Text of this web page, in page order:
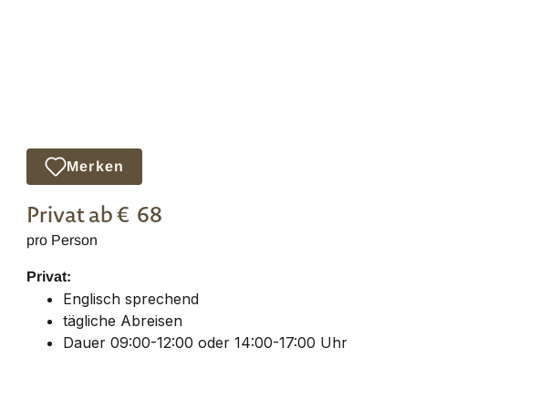
Merken
Privatab € 68
pro Person
Privat:
Englisch sprechend
tägliche Abreisen
Dauer 09:00-12:00 oder 14:00-17:00 Uhr